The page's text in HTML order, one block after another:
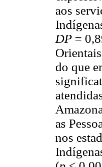
aos
DP =
do que
as
nos